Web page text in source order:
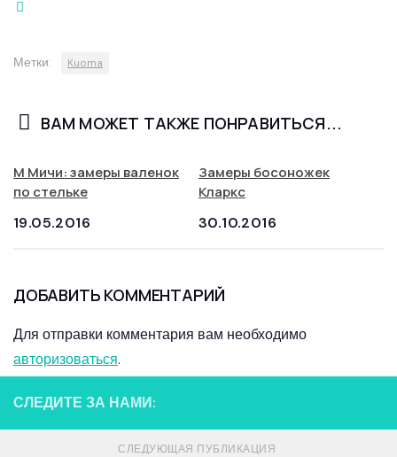
Метки: Kuoma
ВАМ МОЖЕТ ТАКЖЕ ПОНРАВИТЬСЯ...
М Мичи: замеры валенок
по стельке
19.05.2016
Замеры босоножек
Кларкс
30.10.2016
ДОБАВИТЬ КОММЕНТАРИЙ
Для отправки комментария вам необходимо
авторизоваться.
СЛЕДИТЕ ЗА НАМИ:
СЛЕДУЮЩАЯ ПУБЛИКАЦИЯ